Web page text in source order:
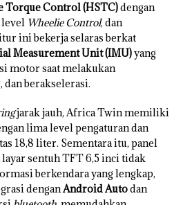
Torque Control (HSTC)dengan
level Wheelie Control, dan
ini bekerja selaras berkat
Measurement Unit (IMU)yang
motor saat melakukan
berakselerasi.
jarak jauh, Africa Twin memiliki
lima level pengaturan dan
18,8 liter. Sementara itu, panel
sentuh TFT 6,5 inci tidak
berkendara yang lengkap,
denganAndroid Autodan